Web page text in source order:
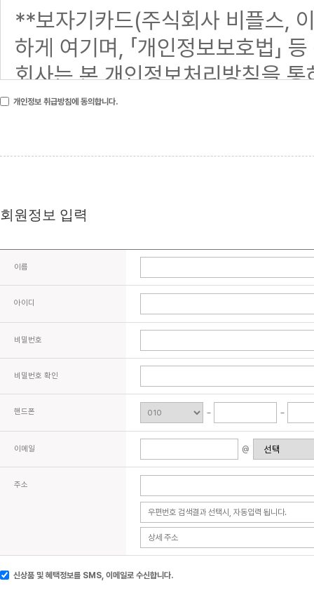
개인정보 취급방침에 동의합니다.
회원정보 입력
이름
아이디
비밀번호
비밀번호 확인
핸드폰
이메일 @
주소
신상품 및 혜택정보를 SMS, 이메일로 수신합니다.